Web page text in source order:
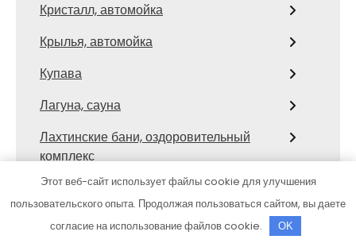
Кристалл, автомойка
Крылья, автомойка
Купава
Лагуна, сауна
Лахтинские бани, оздоровительный
комплекс
Люкс, сауна
Люкс, сауна
Этот веб-сайт использует файлы cookie для улучшения
пользовательского опыта. Продолжая пользоваться сайтом, вы даете
согласие на использование файлов cookie.
OK